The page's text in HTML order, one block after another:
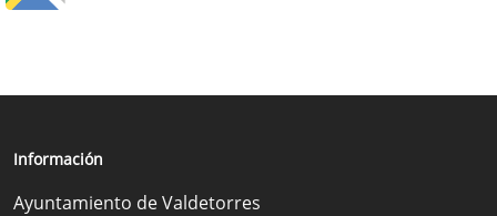
Información
Ayuntamiento de Valdetorres